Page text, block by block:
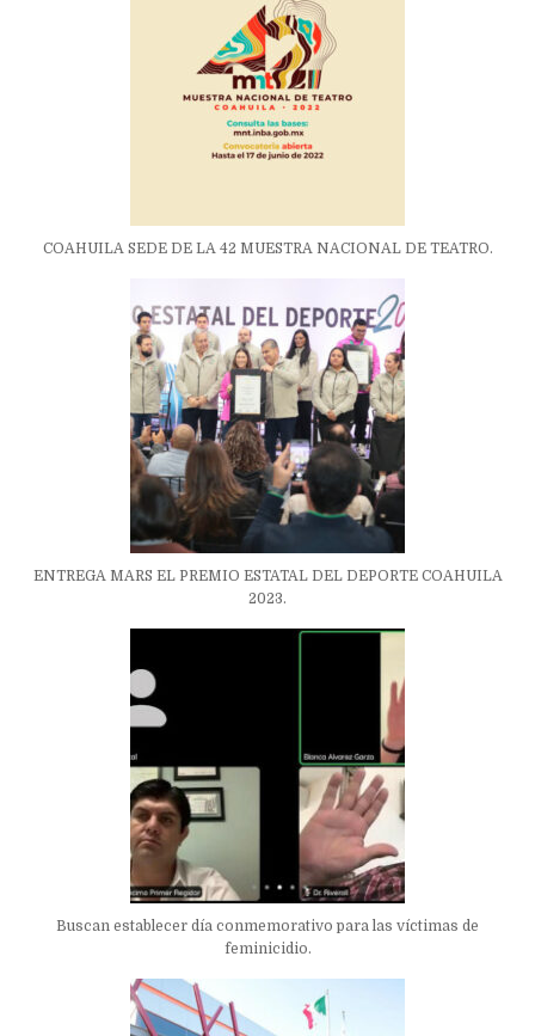
COAHUILA SEDE DE LA 42 MUESTRA NACIONAL DE TEATRO.
ENTREGA MARS EL PREMIO ESTATAL DEL DEPORTE COAHUILA
2023.
Buscan establecer día conmemorativo para las víctimas de
feminicidio.